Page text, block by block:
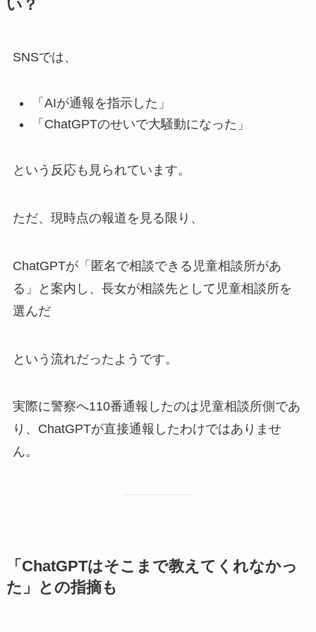
い？
SNSでは、
「AIが通報を指示した」
「ChatGPTのせいで大騒動になった」
という反応も見られています。
ただ、現時点の報道を見る限り、
ChatGPTが「匿名で相談できる児童相談所があ
る」と案内し、長女が相談先として児童相談所を
選んだ
という流れだったようです。
実際に警察へ110番通報したのは児童相談所側であ
り、ChatGPTが直接通報したわけではありませ
ん。
「ChatGPTはそこまで教えてくれなかっ
た」との指摘も